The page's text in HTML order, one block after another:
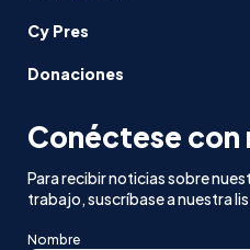
Cy Pres
Donaciones
Conéctese con
Para recibir noticias sobre
trabajo, suscríbase a nuestra
Nombre